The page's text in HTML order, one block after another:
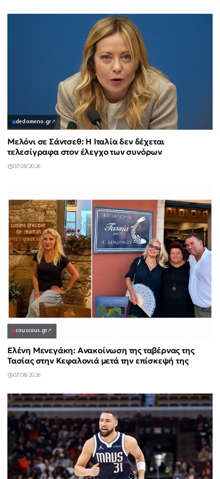
dedomeno.gr↗
Μελόνι σε Σάντσεθ: Η Ιταλία δεν δέχεται
τελεσίγραφα στον έλεγχο των συνόρων
07/08/2026
couscous.gr↗
Ελένη Μενεγάκη: Ανακοίνωση της ταβέρνας της
Τασίας στην Κεφαλονιά μετά την επίσκεψή της
07/08/2026